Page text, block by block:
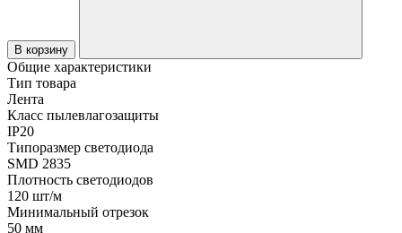
В корзину
Общие характеристики
Тип товара
Лента
Класс пылевлагозащиты
IP20
Типоразмер светодиода
SMD 2835
Плотность светодиодов
120 шт/м
Минимальный отрезок
50 мм